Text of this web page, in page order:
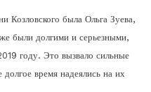
Козловского была Ольга Зуева,
были долгими и серьезными,
году. Это вызвало сильные
время надеялись на их